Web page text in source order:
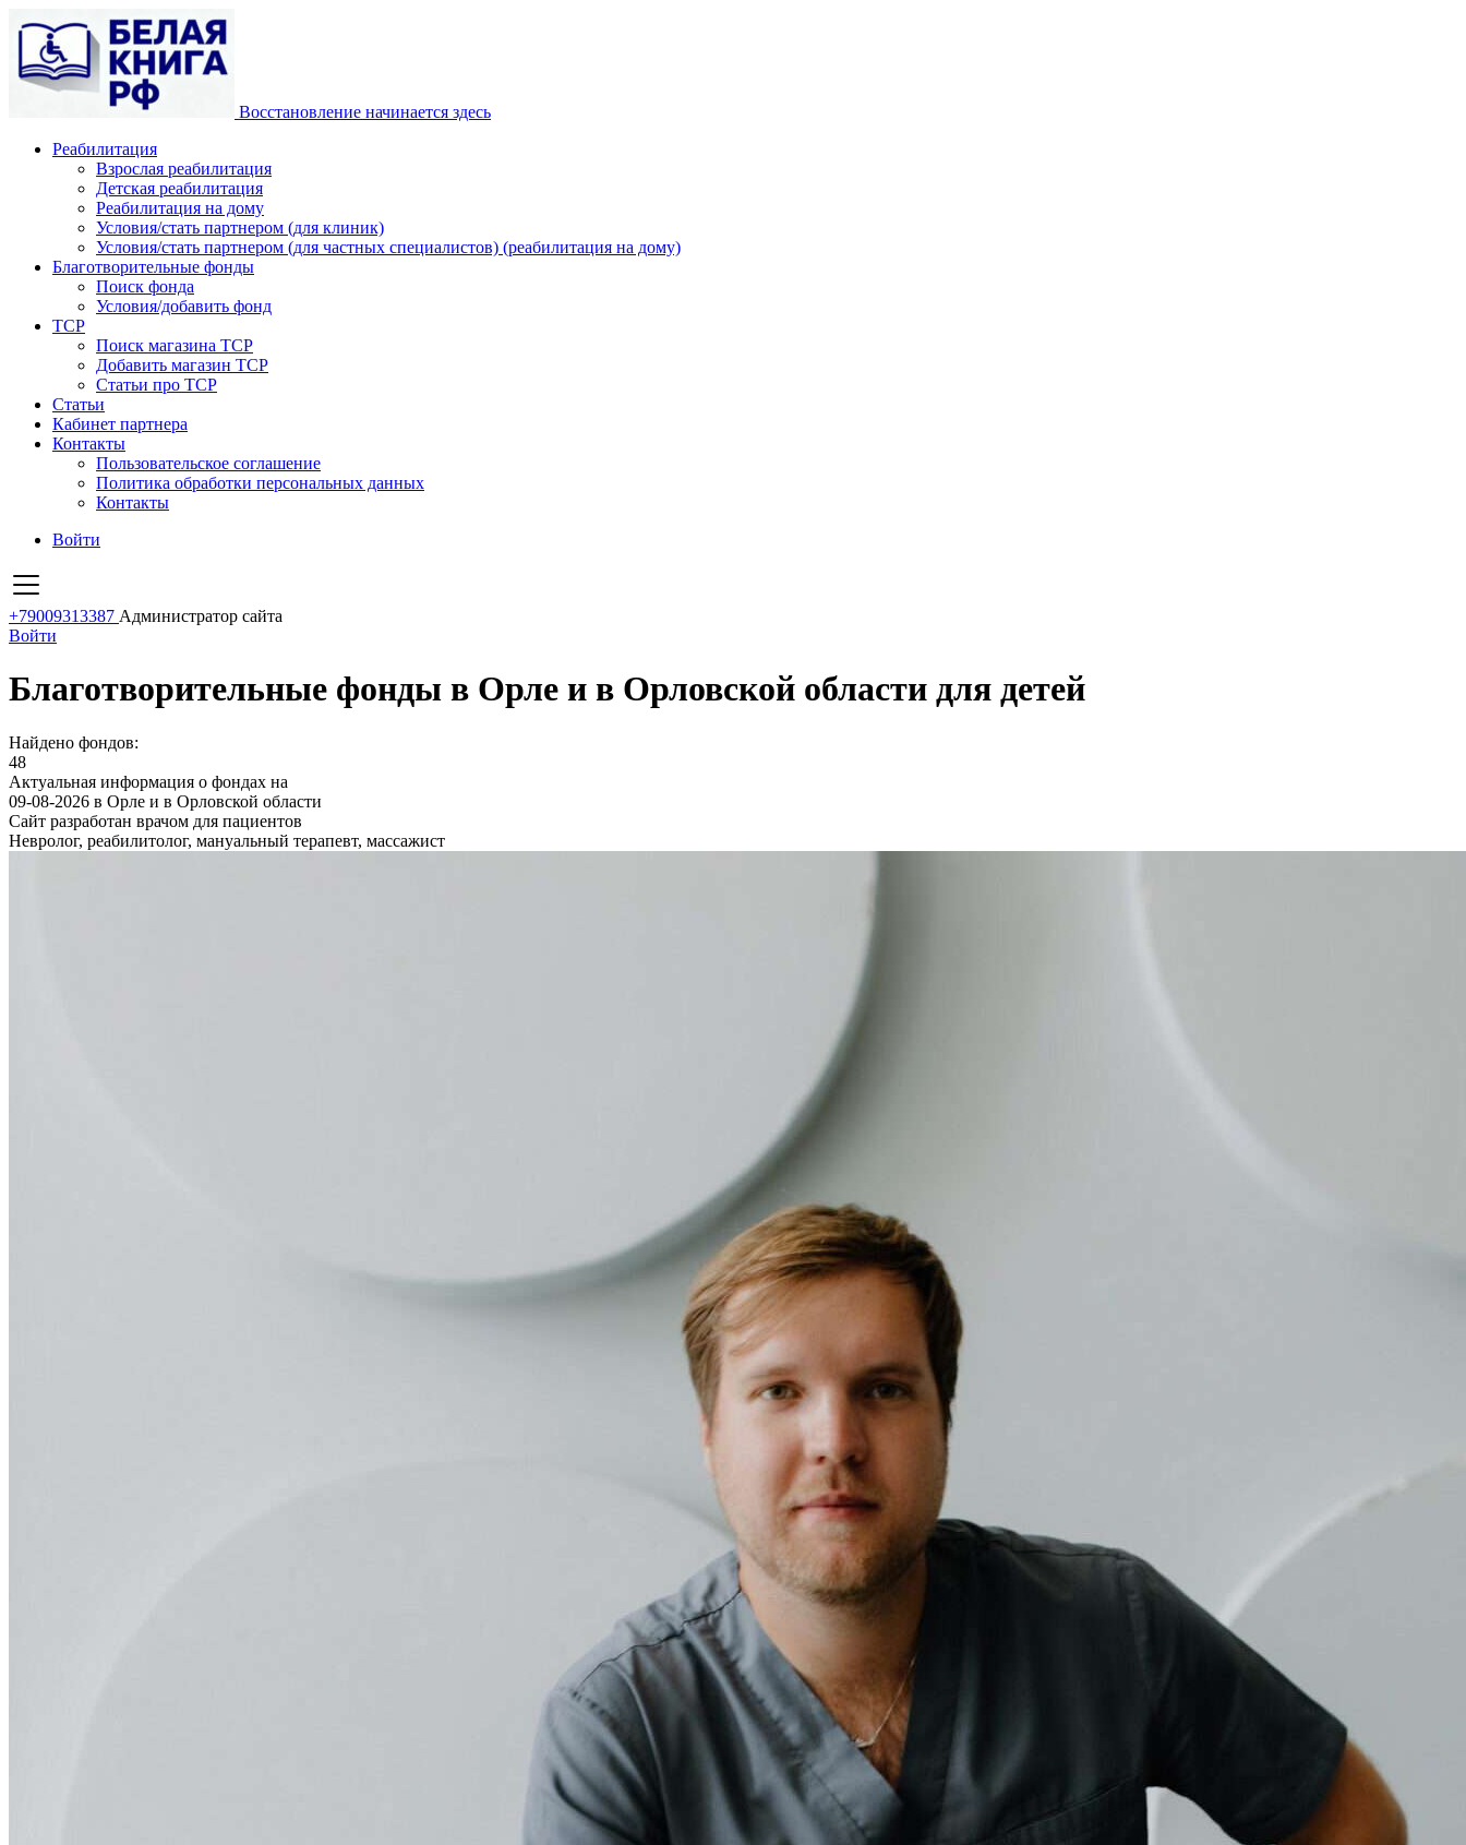
Восстановление начинается здесь
Реабилитация
Взрослая реабилитация
Детская реабилитация
Реабилитация на дому
Условия/стать партнером (для клиник)
Условия/стать партнером (для частных специалистов) (реабилитация на дому)
Благотворительные фонды
Поиск фонда
Условия/добавить фонд
ТСР
Поиск магазина ТСР
Добавить магазин ТСР
Статьи про ТСР
Статьи
Кабинет партнера
Контакты
Пользовательское соглашение
Политика обработки персональных данных
Контакты
Войти
+79009313387 Администратор сайта
Войти
Благотворительные фонды в Орле и в Орловской области для детей
Найдено фондов:
48
Актуальная информация о фондах на
09-08-2026 в Орле и в Орловской области
Сайт разработан врачом для пациентов
Невролог, реабилитолог, мануальный терапевт, массажист